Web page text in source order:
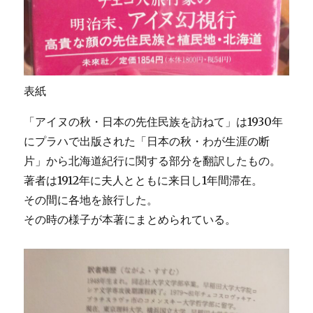
表紙
「アイヌの秋・日本の先住民族を訪ねて」は1930年
にプラハで出版された「日本の秋・わが生涯の断
片」から北海道紀行に関する部分を翻訳したもの。
著者は1912年に夫人とともに来日し1年間滞在。
その間に各地を旅行した。
その時の様子が本著にまとめられている。